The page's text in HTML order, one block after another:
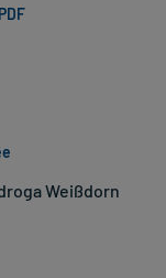
Weißdorn